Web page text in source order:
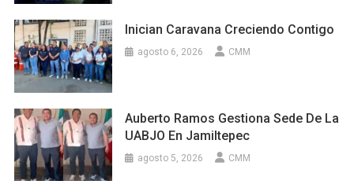
Inician Caravana Creciendo Contigo
agosto 6, 2026 CMM
Auberto Ramos Gestiona Sede De La
UABJO En Jamiltepec
agosto 5, 2026 CMM